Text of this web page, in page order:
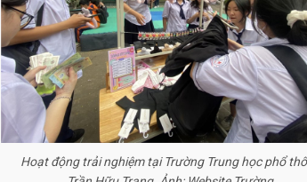
Hoạt động trải nghiệm tại Trường Trung học phổ